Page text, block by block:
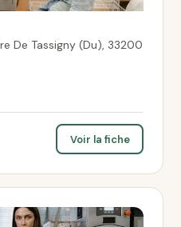
De Tassigny (Du), 33200
Voir la fiche